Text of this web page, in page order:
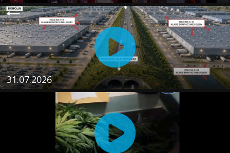
31.07.2026